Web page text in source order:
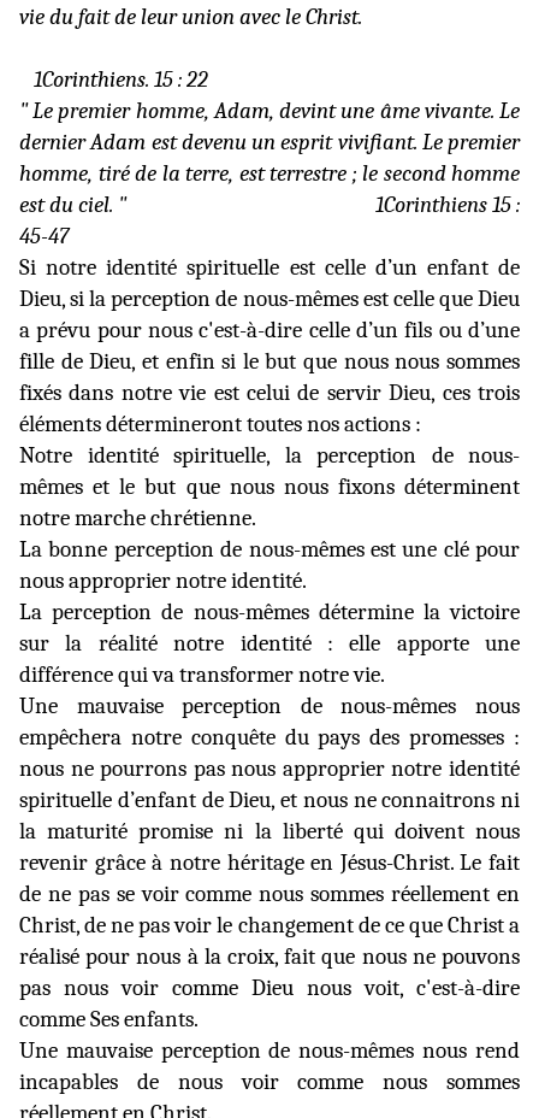
vie du fait de leur union avec le Christ.
1Corinthiens. 15 : 22
" Le premier homme, Adam, devint une âme vivante. Le
dernier Adam est devenu un esprit vivifiant. Le premier
homme, tiré de la terre, est terrestre ; le second homme
est du ciel. " 1Corinthiens 15 :
45-47
Si notre identité spirituelle est celle d’un enfant de
Dieu, si la perception de nous-mêmes est celle que Dieu
a prévu pour nous c'est-à-dire celle d’un fils ou d’une
fille de Dieu, et enfin si le but que nous nous sommes
fixés dans notre vie est celui de servir Dieu, ces trois
éléments détermineront toutes nos actions :
Notre identité spirituelle, la perception de nous-
mêmes et le but que nous nous fixons déterminent
notre marche chrétienne.
La bonne perception de nous-mêmes est une clé pour
nous approprier notre identité.
La perception de nous-mêmes détermine la victoire
sur la réalité notre identité : elle apporte une
différence qui va transformer notre vie.
Une mauvaise perception de nous-mêmes nous
empêchera notre conquête du pays des promesses :
nous ne pourrons pas nous approprier notre identité
spirituelle d’enfant de Dieu, et nous ne connaitrons ni
la maturité promise ni la liberté qui doivent nous
revenir grâce à notre héritage en Jésus-Christ. Le fait
de ne pas se voir comme nous sommes réellement en
Christ, de ne pas voir le changement de ce que Christ a
réalisé pour nous à la croix, fait que nous ne pouvons
pas nous voir comme Dieu nous voit, c'est-à-dire
comme Ses enfants.
Une mauvaise perception de nous-mêmes nous rend
incapables de nous voir comme nous sommes